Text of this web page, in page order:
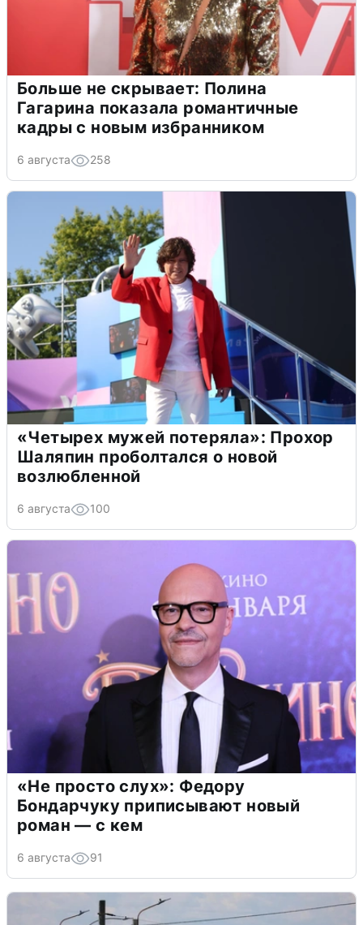
Больше не скрывает: Полина
Гагарина показала романтичные
кадры с новым избранником
6 августа 258
«Четырех мужей потеряла»: Прохор
Шаляпин проболтался о новой
возлюбленной
6 августа 100
«Не просто слух»: Федору
Бондарчуку приписывают новый
роман — с кем
6 августа 91